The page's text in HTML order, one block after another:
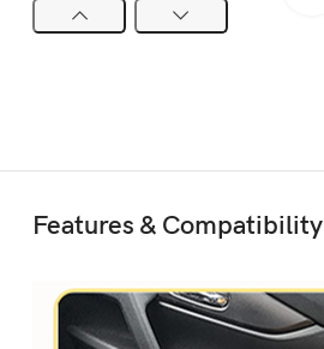
Features & Compatibility